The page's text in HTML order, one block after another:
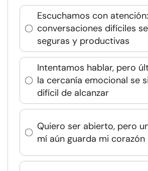
Escuchamos con
conversaciones difíciles
seguras y productivas
Intentamos hablar, pero
la cercanía emocional se
difícil de alcanzar
Quiero ser abierto, pero
mí aún guarda mi corazón